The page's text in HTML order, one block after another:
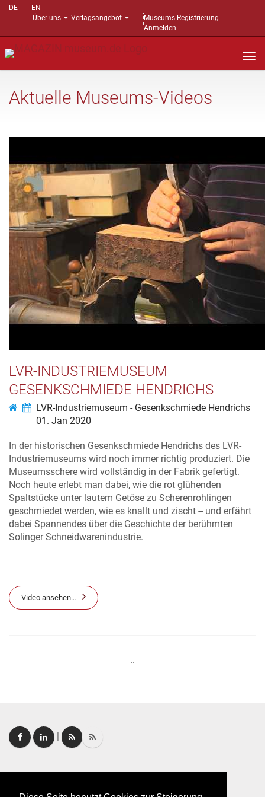
DE
EN
Über uns
Verlagsangebot
Museums-Registrierung
Anmelden
Aktuelle Museums-Videos
LVR-INDUSTRIEMUSEUM
GESENKSCHMIEDE HENDRICHS
LVR-Industriemuseum - Gesenkschmiede Hendrichs
01. Jan 2020
In der historischen Gesenkschmiede Hendrichs des LVR-
Industriemuseums wird noch immer richtig produziert. Die
Museumsschere wird vollständig in der Fabrik gefertigt.
Noch heute erlebt man dabei, wie die rot glühenden
Spaltstücke unter lautem Getöse zu Scherenrohlingen
geschmiedet werden, wie es knallt und zischt -- und erfährt
dabei Spannendes über die Geschichte der berühmten
Solinger Schneidwarenindustrie.
Video ansehen…
..